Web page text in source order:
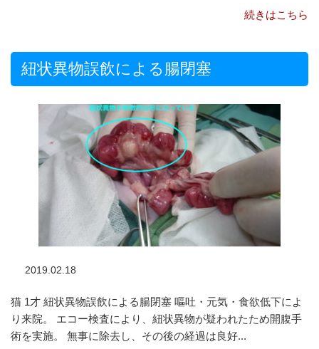
続きはこちら
紐状異物誤飲による腸閉塞
2019.02.18
猫 1才 紐状異物誤飲による腸閉塞 嘔吐・元気・食欲低下によ
り来院。 エコー検査により、紐状異物が疑われたため開腹手
術を実施。 無事に除去し、その後の経過は良好...